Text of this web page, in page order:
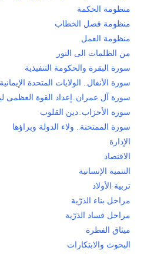
منظومة الحكمة
منظومة فصل الخطاب
منظومة العمل
من الظلمات الى النور
سورة البقرة والحكومة التنفيذية
سورة الأنفال.. الولايات المتحدة الإيمانية
سورة آل عمران..إعداد القوة العظمى
سورة الأحزاب..دين القلوب
سورة الممتحنة.. ولاء الدولة وبراؤها
الإدارة
الاقتصاد
التنمية الإنسانية
تربية الأولاد
مراحل بناء الذرّية
مراحل فساد الذرّية
ميثاق الفطرة
البحوث والابتكارات